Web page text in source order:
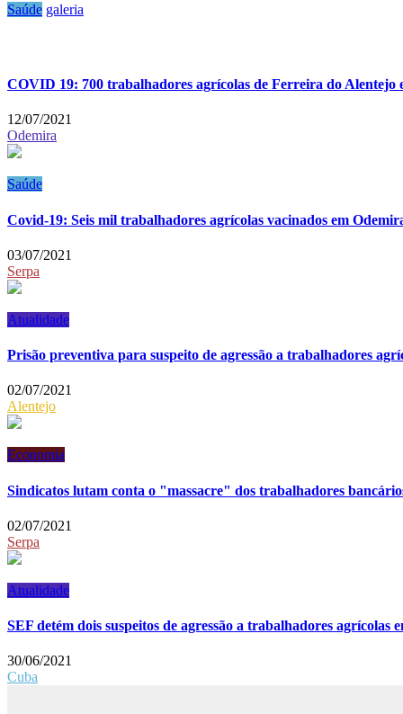
Saúde galeria
COVID 19: 700 trabalhadores agrícolas de Ferreira do Alentejo
12/07/2021
Odemira
Saúde
Covid-19: Seis mil trabalhadores agrícolas vacinados em
03/07/2021
Serpa
Atualidade
Prisão preventiva para suspeito de agressão a trabalhadores
02/07/2021
Alentejo
Economia
Sindicatos lutam conta o "massacre" dos trabalhadores
02/07/2021
Serpa
Atualidade
SEF detém dois suspeitos de agressão a trabalhadores agrícolas
30/06/2021
Cuba